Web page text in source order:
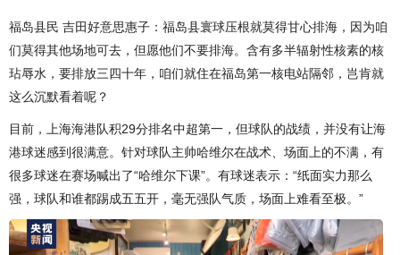
福岛县民 吉田好意思惠子：福岛县寰球压根就莫得甘心排海，因为咱
们莫得其他场地可去，但愿他们不要排海。含有多半辐射性核素的核
玷辱水，要排放三四十年，咱们就住在福岛第一核电站隔邻，岂肯就
这么沉默看着呢？
目前，上海海港队积29分排名中超第一，但球队的战绩，并没有让海
港球迷感到很满意。针对球队主帅哈维尔在战术、场面上的不满，有
很多球迷在赛场喊出了“哈维尔下课”。有球迷表示：“纸面实力那么
强，球队和谁都踢成五五开，毫无强队气质，场面上难看至极。”